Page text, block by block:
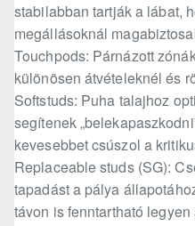
stabilabban tartják a lábat,
megállásoknál
Touchpods: Párnázott
különösen átvételeknél és
Softstuds: Puha talajhoz
segítenek
kevesebbet csúszol a
Replaceable studs (SG):
tapadást a pálya
távon is fenntartható legyen